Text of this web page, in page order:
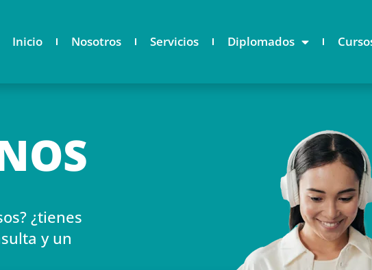
Inicio Nosotros Servicios Diplomados
¿tienes
y un